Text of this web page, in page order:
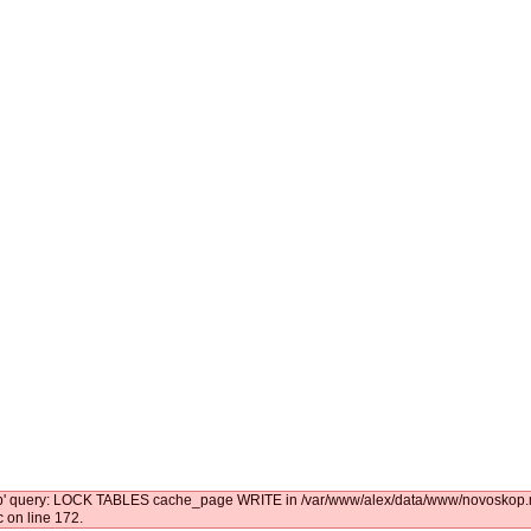
LOCK TABLES cache_page WRITE in /var/www/alex/data/www/
on line 172.